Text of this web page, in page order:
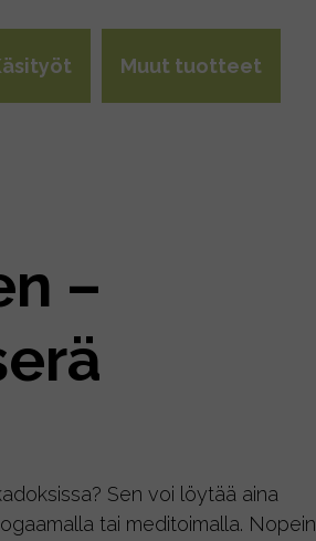
Muut tuotteet
–
Sen voi löytää aina
tai meditoimalla. Nopein